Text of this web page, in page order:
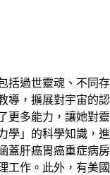
括過世靈魂、不同
導，擴展對宇宙的
更多能力，讓她對
學」的科學知識，
蓋肝癌胃癌重症病
工作。此外，有美